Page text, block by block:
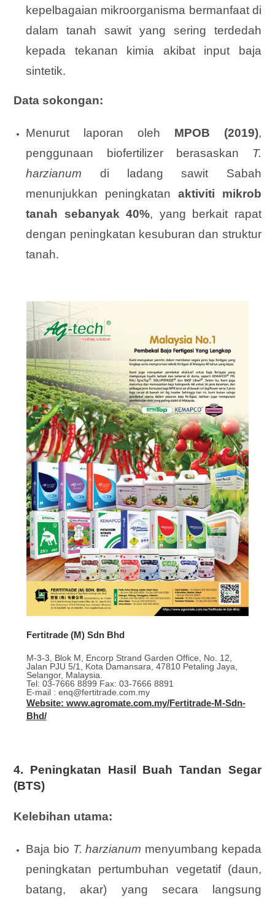
kepelbagaian mikroorganisma bermanfaat di
dalam tanah sawit yang sering terdedah
kepada tekanan kimia akibat input baja
sintetik.
Data sokongan:
Menurut laporan oleh MPOB (2019),
penggunaan biofertilizer berasaskan
T.
harzianum di ladang sawit Sabah
menunjukkan peningkatan aktiviti mikrob
tanah sebanyak 40%, yang berkait rapat
dengan peningkatan kesuburan dan struktur
tanah.
Fertitrade (M) Sdn Bhd
M-3-3, Blok M, Encorp Strand Garden Office, No. 12,
Jalan PJU 5/1, Kota Damansara, 47810 Petaling Jaya,
Selangor, Malaysia.
Tel: 03-7666 8899 Fax: 03-7666 8891
E-mail : enq@fertitrade.com.my
Website: www.agromate.com.my/Fertitrade-M-Sdn-
Bhd/
4. Peningkatan Hasil Buah Tandan Segar
(BTS)
Kelebihan utama:
Baja bio T. harzianum menyumbang kepada
peningkatan pertumbuhan vegetatif (daun,
batang, akar) yang secara langsung